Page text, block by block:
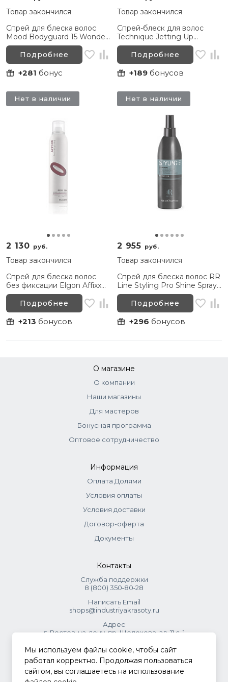
Товар закончился
Спрей для блеска волос
Mood Bodyguard 15 Wonder
Coat, 200 мл
Подробнее
+281 бонус
Товар закончился
Спрей-блеск для волос
Technique Jetting Up
Vibrance Anti-Frizz Shining
Spray, 300 мл
Подробнее
+189 бонусов
2 130 руб.
Товар закончился
Спрей для блеска волос
без фиксации Elgon Affixx
Shine It, 200 мл
Подробнее
+213 бонусов
Нет в наличии
2 955 руб.
Товар закончился
Спрей для блеска волос RR
Line Styling Pro Shine Spray,
150 мл
Подробнее
+296 бонусов
Нет в наличии
О магазине
О компании
Наши магазины
Для мастеров
Бонусная программа
Оптовое сотрудничество
Информация
Оплата Долями
Условия оплаты
Условия доставки
Договор-оферта
Документы
Контакты
Служба поддержки
8 (800) 350‑80‑28
Написать Email
shops@industriyakrasoty.ru
Адрес
г. Ростов-на-дону, пр. Шолохова, зд. 11 с. 1
© 2026 Индустрия красоты.
.
Мы используем файлы cookie, чтобы сайт
работал корректно. Продолжая пользоваться
сайтом, вы соглашаетесь на использование